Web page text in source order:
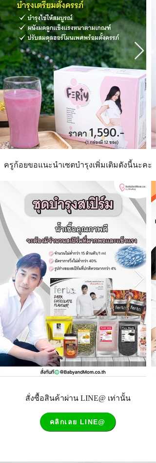
ครูก้อยขอแนะนำเซตบำรุงเพิ่มเติมดังนี้นะคะ
สั่งซื้อสินค้าผ่าน LINE@ เท่านั้น
คลิกเลย LINE@